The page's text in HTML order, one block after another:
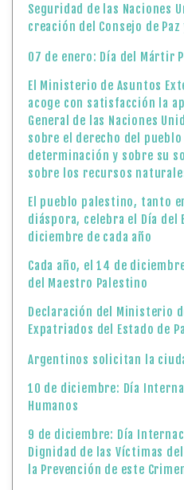
Seguridad de las Naciones
creación del Consejo de
07 de enero: Día del Mártir
El Ministerio de Asuntos
acoge con satisfacción la
General de las Naciones
sobre el derecho del
determinación y sobre su
sobre los recursos
El pueblo palestino, tanto
diáspora, celebra el Día del
diciembre de cada año
Cada año, el 14 de
del Maestro Palestino
Declaración del Ministerio
Expatriados del Estado de
Argentinos solicitan la
10 de diciembre: Día
Humanos
9 de diciembre: Día
Dignidad de las Víctimas
la Prevención de este